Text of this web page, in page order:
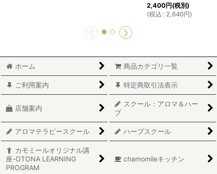
2,400円(税別)
(税込: 2,640円)
ホーム 商品カテゴリ一覧
ご利用案内 特定商取引法表示
店舗案内
スクール：アロマ＆ハー
ブ
アロマテラピースクール ハーブスクール
カモミールオリジナル講
座-OTONA LEARNING
PROGRAM
chamomileキッチン